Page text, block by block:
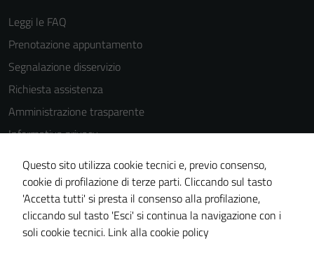
Leggi le FAQ
Prenotazione appuntamento
Segnalazione disservizio
Richiesta assistenza
Amministrazione trasparente
Informativa privacy
Cookie Policy
Note legali
Dichiarazione di accessibilità
Piano di miglioramento del sito
Questo sito utilizza cookie tecnici e, previo consenso,
cookie di profilazione di terze parti. Cliccando sul tasto
'Accetta tutti' si presta il consenso alla profilazione,
cliccando sul tasto 'Esci' si continua la navigazione con i
soli cookie tecnici. Link alla cookie policy